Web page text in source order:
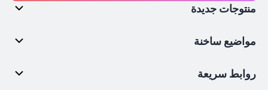
منتوجات جديدة
مواضيع ساخنة
روابط سريعة